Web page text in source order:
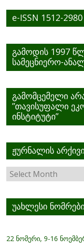
e-ISSN 1512-2980
გამოდის 1997
სამეცნიერო-
გამომცემელი
”თავისუფალი
ინსტიტუტი”
ჟურნალის
ჟურნალის
არქივი
უახლესი
22 ნომერი, 9-16